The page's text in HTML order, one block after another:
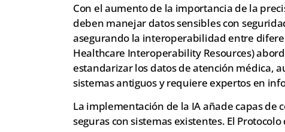
Con el aumento de la importancia de la
deben manejar datos sensibles con
asegurando la interoperabilidad entre
Healthcare Interoperability Resources)
estandarizar los datos de atención médica,
sistemas antiguos y requiere expertos en
La implementación de la IA añade capas
seguras con sistemas existentes. El